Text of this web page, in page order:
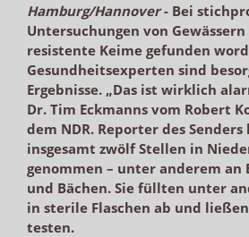
Hamburg/Hannover- Bei
Untersuchungen von
resistente Keime gefunden
Gesundheitsexperten sind
Ergebnisse. „Das ist wirklich
Dr. Tim Eckmanns vom Robert
dem NDR. Reporter des
insgesamt zwölf Stellen in
genommen – unter anderem an
und Bächen. Sie füllten unter
in sterile Flaschen ab und
testen.